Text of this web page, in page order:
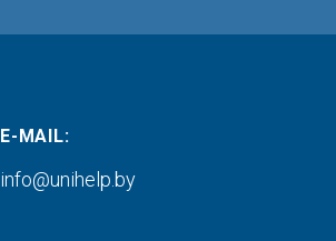
E-MAIL:
info@unihelp.by